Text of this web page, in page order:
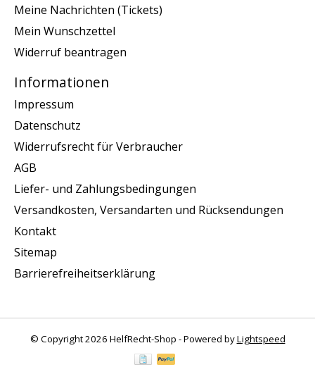
Meine Nachrichten (Tickets)
Mein Wunschzettel
Widerruf beantragen
Informationen
Impressum
Datenschutz
Widerrufsrecht für Verbraucher
AGB
Liefer- und Zahlungsbedingungen
Versandkosten, Versandarten und Rücksendungen
Kontakt
Sitemap
Barrierefreiheitserklärung
© Copyright 2026 HelfRecht-Shop - Powered byLightspeed